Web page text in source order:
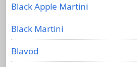
Black Apple Martini
Black Martini
Blavod